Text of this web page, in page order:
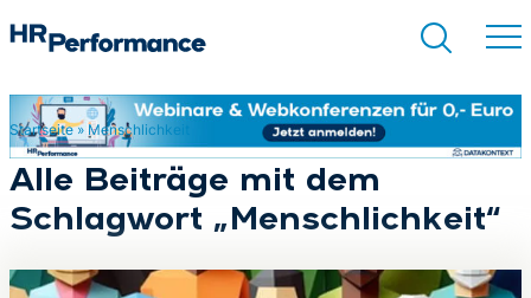
Suchen
Startseite» Menschlichkeit
Alle Beiträge mit dem
Schlagwort „Menschlichkeit“